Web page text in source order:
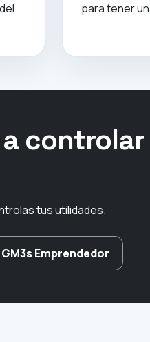
para tener
tus utilidades.
Emprendedor